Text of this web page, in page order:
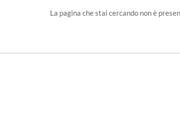
La pagina che stai cercando non è